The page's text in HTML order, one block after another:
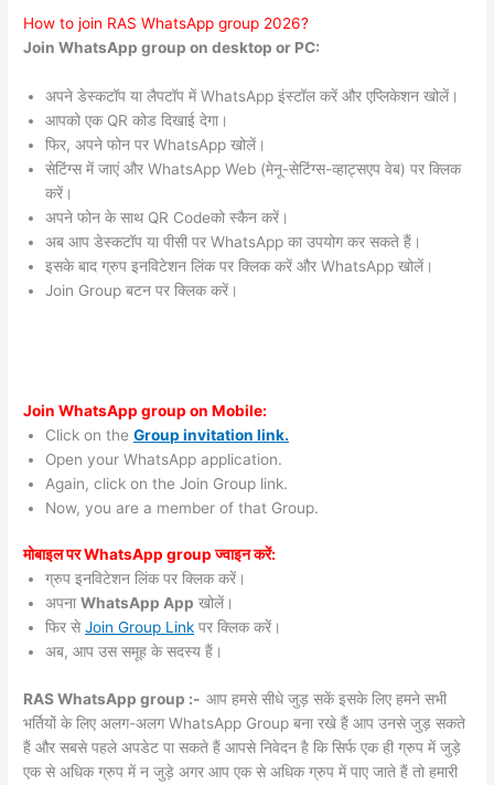
How to join RAS WhatsApp group 2026?
Join WhatsApp group on desktop or PC:
अपने डेस्कटॉप या लैपटॉप में WhatsApp इंस्टॉल करें और एप्लिकेशन खोलें।
आपको एक QR कोड दिखाई देगा।
फिर, अपने फोन पर WhatsApp खोलें।
सेटिंग्स में जाएं और WhatsApp Web (मेनू-सेटिंग्स-व्हाट्सएप वेब) पर क्लिक
करें।
अपने फोन के साथ QR Codeको स्कैन करें।
अब आप डेस्कटॉप या पीसी पर WhatsApp का उपयोग कर सकते हैं।
इसके बाद ग्रुप इनविटेशन लिंक पर क्लिक करें और WhatsApp खोलें।
Join Group बटन पर क्लिक करें।
Join WhatsApp group on Mobile:
Click on theGroup invitation link.
Open your WhatsApp application.
Again, click on the Join Group link.
Now, you are a member of that Group.
मोबाइल पर WhatsApp group ज्वाइन करें:
ग्रुप इनविटेशन लिंक पर क्लिक करें।
अपनाWhatsApp App खोलें।
फिर सेJoin Group Link पर क्लिक करें।
अब, आप उस समूह के सदस्य हैं।
RAS WhatsApp group :-आप हमसे सीधे जुड़ सकें इसके लिए हमने सभी
भर्तियों के लिए अलग-अलग WhatsApp Group बना रखे हैं आप उनसे जुड़ सकते
हैं और सबसे पहले अपडेट पा सकते हैं आपसे निवेदन है कि सिर्फ एक ही ग्रुप में जुड़े
एक से अधिक ग्रुप में न जुड़े अगर आप एक से अधिक ग्रुप में पाए जाते हैं तो हमारी